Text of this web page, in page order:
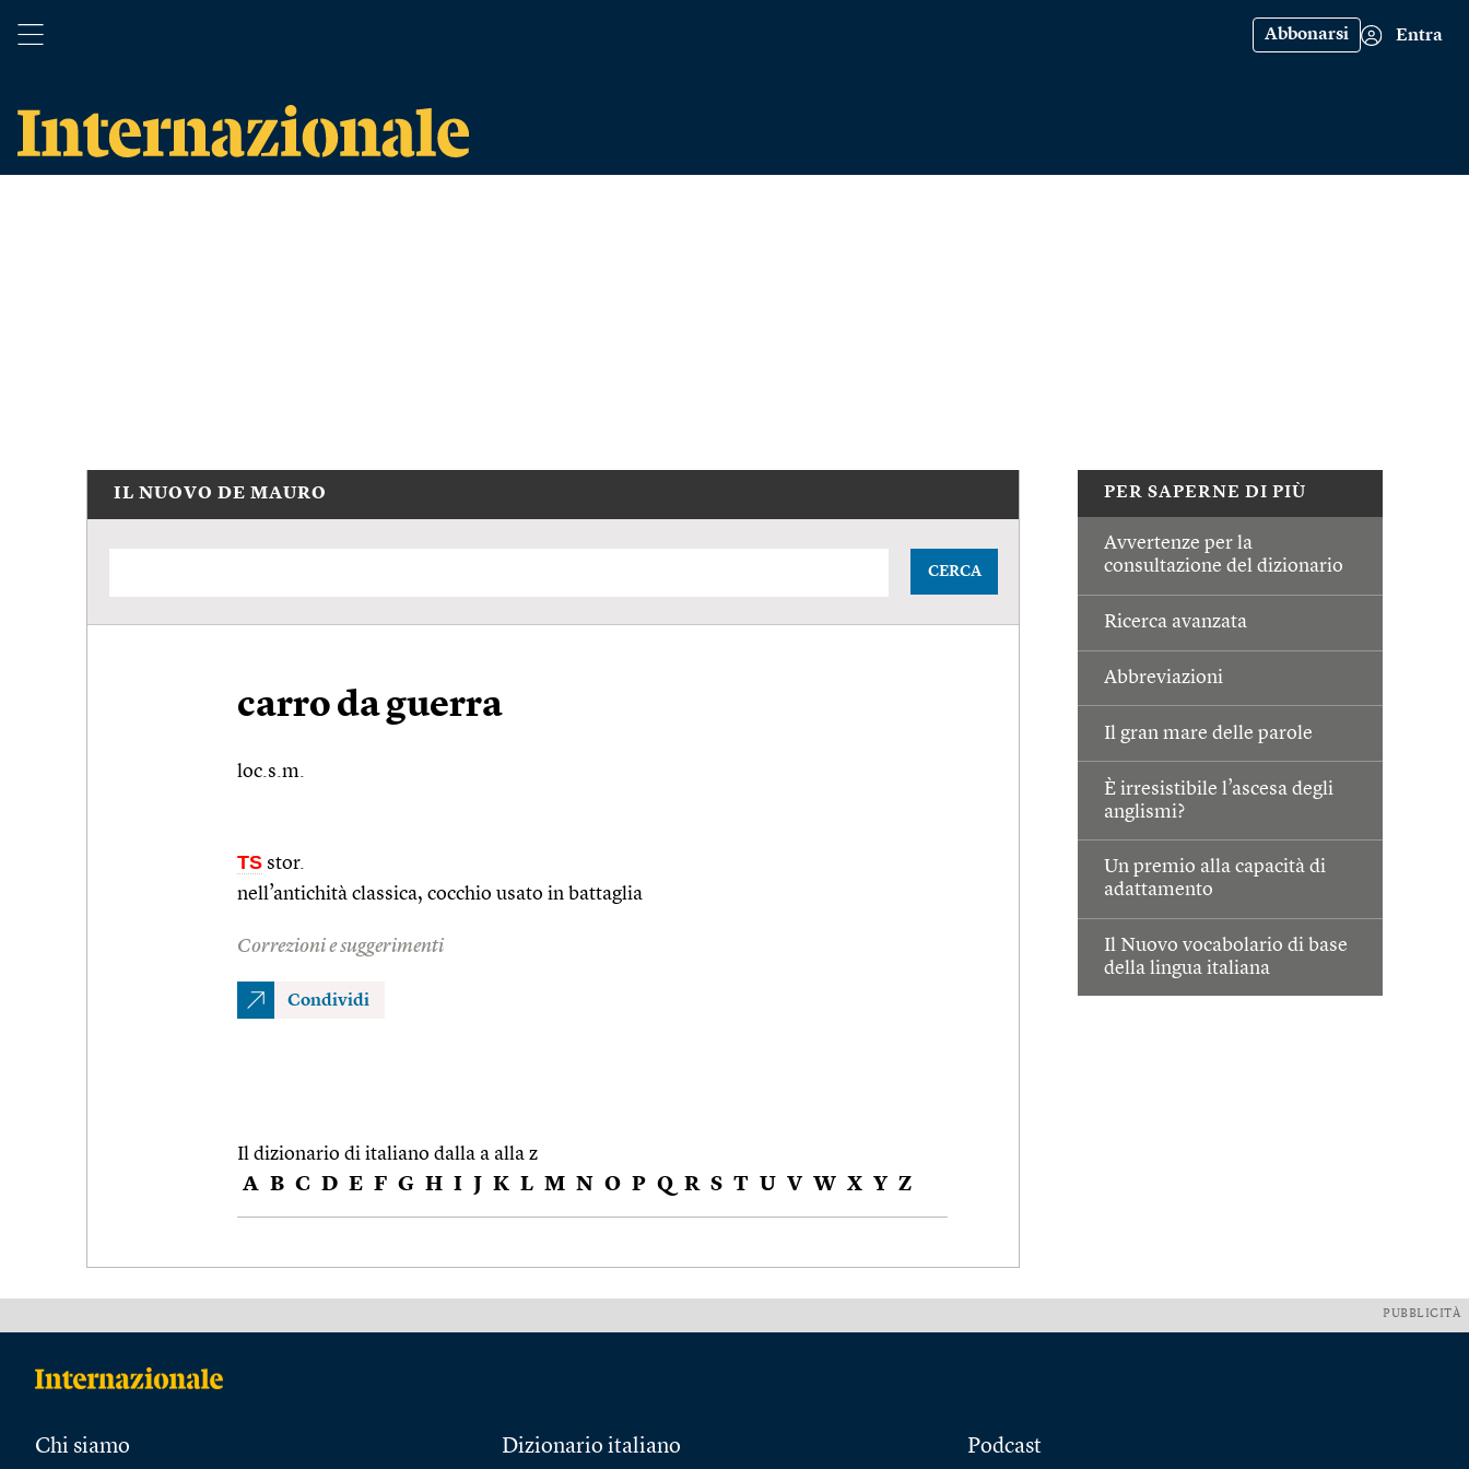
Abbonarsi Entra
PER SAPERNE DI PIÙ
Avvertenze per la
consultazione del dizionario
Ricerca avanzata
Abbreviazioni
Il gran mare delle parole
È irresistibile l’ascesa degli
anglismi?
Un premio alla capacità di
adattamento
Il Nuovo vocabolario di base
della lingua italiana
IL NUOVO DE MAURO
CERCA
carro da guerra
loc.s.m.
TS stor.
nell’antichità classica, cocchio usato in battaglia
Correzioni e suggerimenti
Condividi
Il dizionario di italiano dalla a alla z
A B C D E F G H I J K L M N O P Q R S T U V W X Y Z
PUBBLICITÀ
Chi siamo Dizionario italiano Podcast